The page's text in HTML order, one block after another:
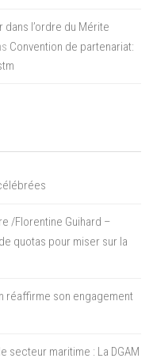
dans l’ordre du Mérite
Convention de partenariat:
/Florentine Guihard –
quotas pour miser sur la
réaffirme son engagement
secteur maritime : La DGAM